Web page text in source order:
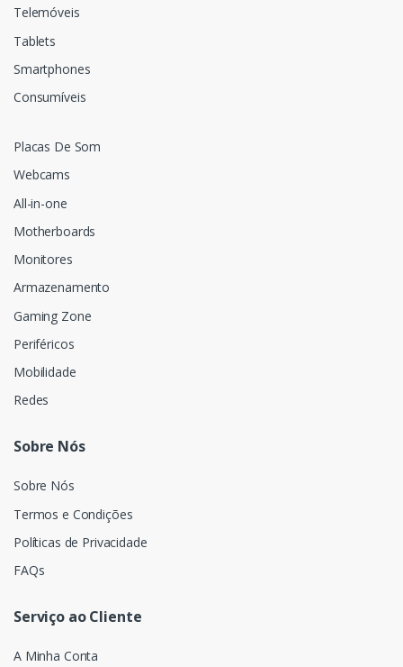
Telemóveis
Tablets
Smartphones
Consumíveis
Placas De Som
Webcams
All-in-one
Motherboards
Monitores
Armazenamento
Gaming Zone
Periféricos
Mobilidade
Redes
Sobre Nós
Sobre Nós
Termos e Condições
Políticas de Privacidade
FAQs
Serviço ao Cliente
A Minha Conta